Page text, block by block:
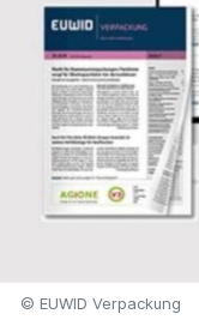
© EUWID Verpackung